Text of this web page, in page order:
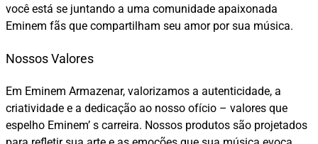
você está se juntando a uma comunidade apaixonada
Eminem fãs que compartilham seu amor por sua música.
Nossos Valores
Em Eminem Armazenar, valorizamos a autenticidade, a
criatividade e a dedicação ao nosso ofício – valores que
espelho Eminem’ s carreira. Nossos produtos são projetados